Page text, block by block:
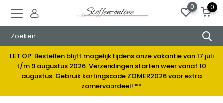
0 0
LET OP: Bestellen blijft mogelijk tijdens onze vakantie van 17 juli
t/m 9 augustus 2026. Verzendingen starten weer vanaf 10
augustus. Gebruik kortingscode ZOMER2026 voor extra
zomervoordeel! **